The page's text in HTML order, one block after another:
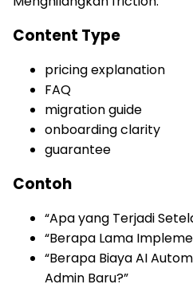
Content Type
pricing explanation
FAQ
migration guide
onboarding clarity
guarantee
Contoh
“Apa yang Terjadi
“Berapa Lama
“Berapa Biaya AI
Admin Baru?”